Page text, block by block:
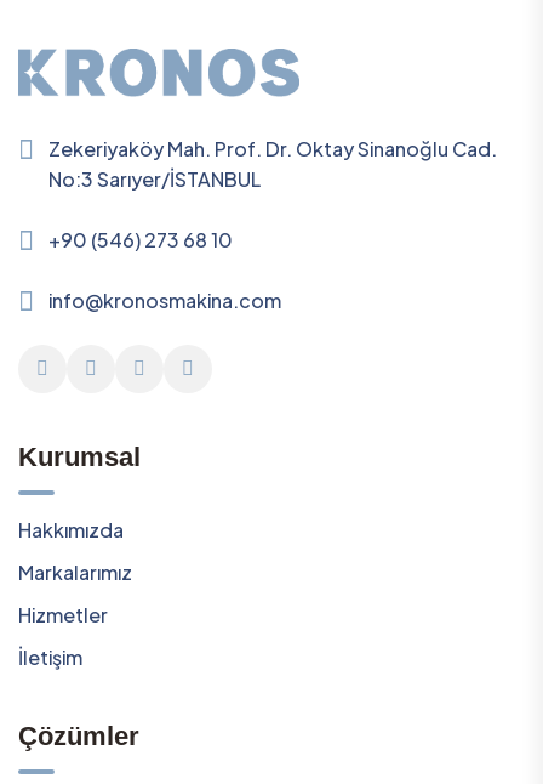
Zekeriyaköy Mah. Prof. Dr. Oktay Sinanoğlu Cad.
No:3 Sarıyer/İSTANBUL
+90 (546) 273 68 10
info@kronosmakina.com
Kurumsal
Hakkımızda
Markalarımız
Hizmetler
İletişim
Çözümler